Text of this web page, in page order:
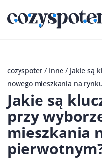
cozyspoter / Inne / Jakie są
nowego mieszkania na
Jakie są
przy
mieszkania